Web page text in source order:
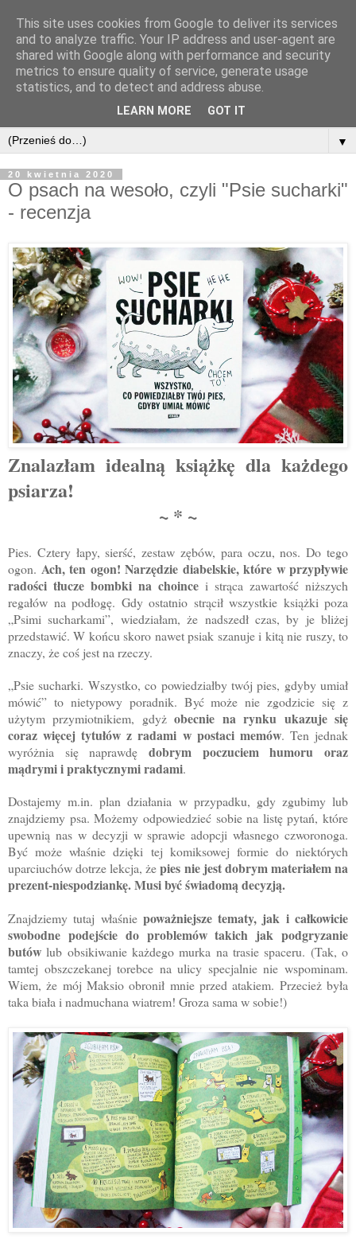
▼
20 kwietnia 2020
O psach na wesoło, czyli "Psie sucharki"
- recenzja
Znalazłam idealną książkę dla każdego
psiarza!
~ * ~
Pies. Cztery łapy, sierść, zestaw zębów, para oczu, nos. Do tego
ogon. Ach, ten ogon! Narzędzie diabelskie, które w przypływie
radości tłucze bombki na choince i strąca zawartość niższych
regałów na podłogę. Gdy ostatnio strącił wszystkie książki poza
„Psimi sucharkami”, wiedziałam, że nadszedł czas, by je bliżej
przedstawić. W końcu skoro nawet psiak szanuje i kitą nie ruszy, to
znaczy, że coś jest na rzeczy.
„Psie sucharki. Wszystko, co powiedziałby twój pies, gdyby umiał
mówić” to nietypowy poradnik. Być może nie zgodzicie się z
użytym przymiotnikiem, gdyżobecnie na rynku ukazuje się
coraz więcej tytułów z radami w postaci memów. Ten jednak
wyróżnia się naprawdę dobrym poczuciem humoru oraz
mądrymi i praktycznymi radami.
Dostajemy m.in. plan działania w przypadku, gdy zgubimy lub
znajdziemy psa. Możemy odpowiedzieć sobie na listę pytań, które
upewnią nas w decyzji w sprawie adopcji własnego czworonoga.
Być może właśnie dzięki tej komiksowej formie do niektórych
uparciuchów dotrze lekcja, żepies nie jest dobrym materiałem na
prezent-niespodziankę. Musi być świadomą decyzją.
Znajdziemy tutaj właśnie poważniejsze tematy, jak i całkowicie
swobodne podejście do problemów takich jak podgryzanie
butów lub obsikiwanie każdego murka na trasie spaceru. (Tak, o
tamtej obszczekanej torebce na ulicy specjalnie nie wspominam.
Wiem, że mój Maksio obronił mnie przed atakiem. Przecież była
taka biała i nadmuchana wiatrem! Groza sama w sobie!)
This site uses cookies from Google to deliver its services
and to analyze traffic. Your IP address and user-agent are
shared with Google along with performance and security
metrics to ensure quality of service, generate usage
statistics, and to detect and address abuse.
LEARN MORE GOT IT